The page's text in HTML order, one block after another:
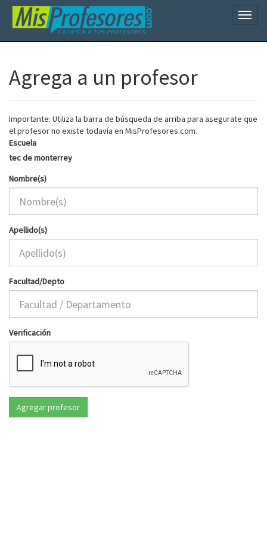
Agrega a un profesor
Importante: Utiliza la barra de búsqueda de arriba para asegurate que
el profesor no existe todavía en MisProfesores.com.
Escuela
tec de monterrey
Nombre(s)
Apellido(s)
Facultad/Depto
Verificación